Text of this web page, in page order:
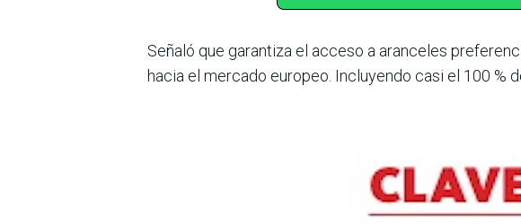
Señaló que garantiza el acceso a aranceles
hacia el mercado europeo. Incluyendo casi el 100 %